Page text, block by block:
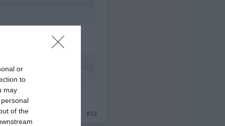
or
to
may
of the
du jemanden
#33